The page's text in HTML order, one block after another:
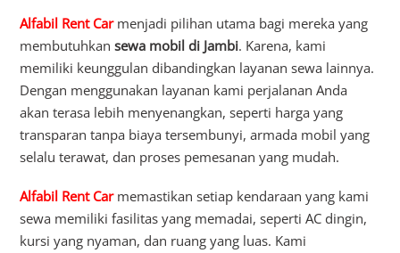
Alfabil Rent Carmenjadi pilihan utama bagi mereka yang
membutuhkansewa mobil di Jambi. Karena, kami
memiliki keunggulan dibandingkan layanan sewa lainnya.
Dengan menggunakan layanan kami perjalanan Anda
akan terasa lebih menyenangkan, seperti harga yang
transparan tanpa biaya tersembunyi, armada mobil yang
selalu terawat, dan proses pemesanan yang mudah.
Alfabil Rent Carmemastikan setiap kendaraan yang kami
sewa memiliki fasilitas yang memadai, seperti AC dingin,
kursi yang nyaman, dan ruang yang luas. Kami